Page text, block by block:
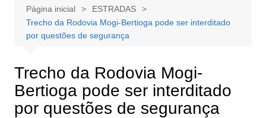
Página inicial
ESTRADAS
Trecho da Rodovia Mogi-Bertioga pode ser interditado
por questões de segurança
Trecho da Rodovia Mogi-
Bertioga pode ser interditado
por questões de segurança